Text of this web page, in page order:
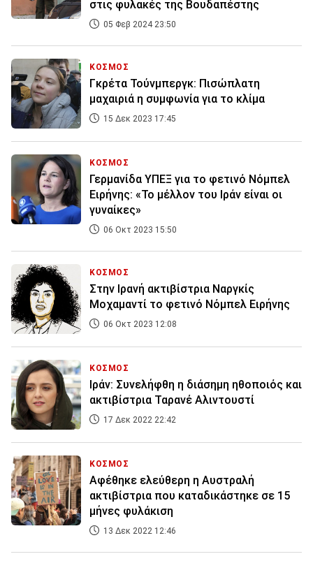
στις φυλακές της Βουδαπέστης
05 Φεβ 2024 23:50
ΚΟΣΜΟΣ
Γκρέτα Τούνμπεργκ: Πισώπλατη
μαχαιριά η συμφωνία για το κλίμα
15 Δεκ 2023 17:45
ΚΟΣΜΟΣ
Γερμανίδα ΥΠΕΞ για το φετινό Νόμπελ
Ειρήνης: «Το μέλλον του Ιράν είναι οι
γυναίκες»
06 Οκτ 2023 15:50
ΚΟΣΜΟΣ
Στην Ιρανή ακτιβίστρια Ναργκίς
Μοχαμαντί το φετινό Νόμπελ Ειρήνης
06 Οκτ 2023 12:08
ΚΟΣΜΟΣ
Ιράν: Συνελήφθη η διάσημη ηθοποιός και
ακτιβίστρια Ταρανέ Αλιντουστί
17 Δεκ 2022 22:42
ΚΟΣΜΟΣ
Αφέθηκε ελεύθερη η Αυστραλή
ακτιβίστρια που καταδικάστηκε σε 15
μήνες φυλάκιση
13 Δεκ 2022 12:46